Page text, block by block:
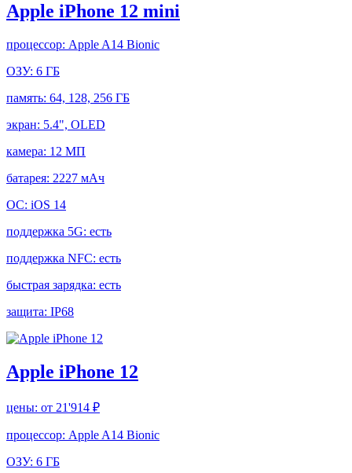
Apple iPhone 12 mini
процессор: Apple A14 Bionic
ОЗУ: 6 ГБ
память: 64, 128, 256 ГБ
экран: 5.4", OLED
камера: 12 МП
батарея: 2227 мАч
ОС: iOS 14
поддержка 5G: есть
поддержка NFC: есть
быстрая зарядка: есть
защита: IP68
Apple iPhone 12
цены: от 21'914 ₽
процессор: Apple A14 Bionic
ОЗУ: 6 ГБ